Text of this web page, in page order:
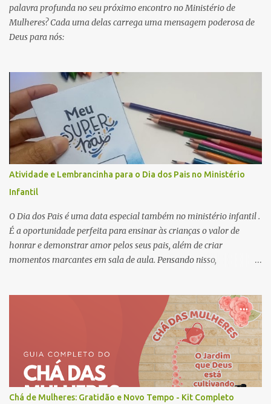
palavra profunda no seu próximo encontro no Ministério de
Mulheres? Cada uma delas carrega uma mensagem poderosa de
Deus para nós:
Atividade e Lembrancinha para o Dia dos Pais no Ministério
Infantil
O Dia dos Pais é uma data especial também no ministério infantil .
É a oportunidade perfeita para ensinar às crianças o valor de
honrar e demonstrar amor pelos seus pais, além de criar
momentos marcantes em sala de aula. Pensando nisso,
Chá de Mulheres: Gratidão e Novo Tempo - Kit Completo